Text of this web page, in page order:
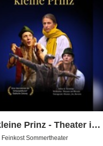
Prinz - Theater im
Feinkost Sommertheater